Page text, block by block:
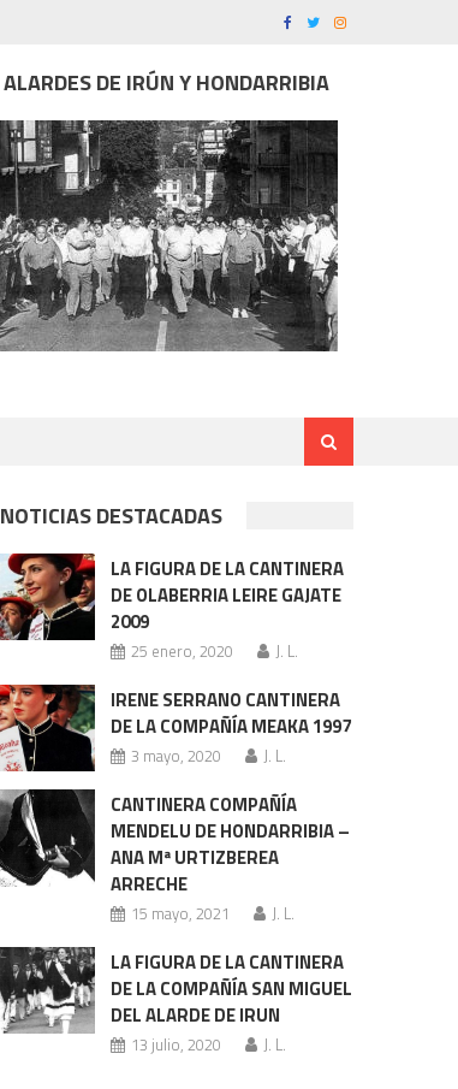
ALARDES DE IRÚN Y HONDARRIBIA
NOTICIAS DESTACADAS
LA FIGURA DE LA CANTINERA
DE OLABERRIA LEIRE GAJATE
2009
25 enero, 2020 J. L.
IRENE SERRANO CANTINERA
DE LA COMPAÑÍA MEAKA 1997
3 mayo, 2020 J. L.
CANTINERA COMPAÑÍA
MENDELU DE HONDARRIBIA –
ANA Mª URTIZBEREA
ARRECHE
15 mayo, 2021 J. L.
LA FIGURA DE LA CANTINERA
DE LA COMPAÑÍA SAN MIGUEL
DEL ALARDE DE IRUN
13 julio, 2020 J. L.